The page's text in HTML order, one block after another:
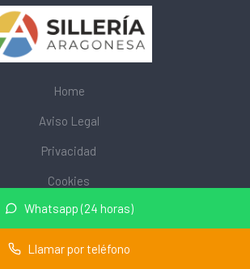
Whatsapp (24 horas)
Llamar por teléfono
Home
Aviso Legal
Privacidad
Cookies
· Web de mobiliario escolar cerca
de mi ·
Mapa del sitio